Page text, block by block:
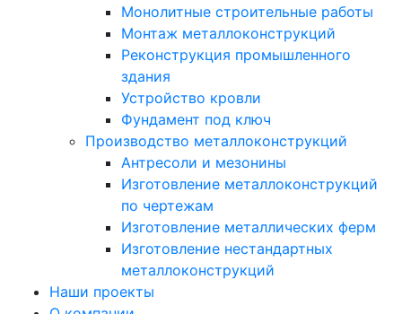
Монолитные строительные работы
Монтаж металлоконструкций
Реконструкция промышленного
здания
Устройство кровли
Фундамент под ключ
Производство металлоконструкций
Антресоли и мезонины
Изготовление металлоконструкций
по чертежам
Изготовление металлических ферм
Изготовление нестандартных
металлоконструкций
Наши проекты